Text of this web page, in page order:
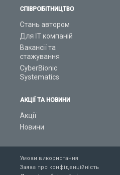
СПІВРОБІТНИЦТВО
Стань автором
Для ІТ компаній
Вакансії та
стажування
CyberBionic
Systematics
АКЦІЇ ТА НОВИНИ
Акції
Новини
Умови використання
Заява про конфіденційність